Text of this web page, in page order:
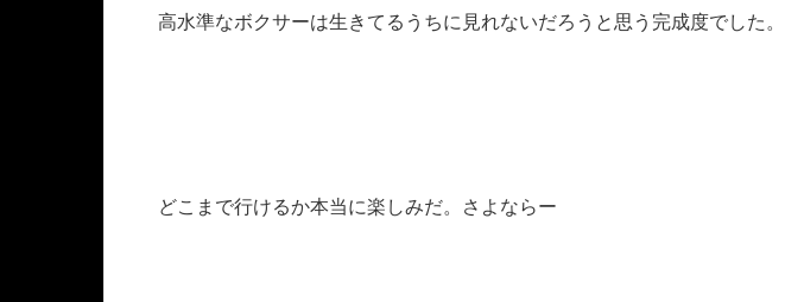
高水準なボクサーは生きてるうちに見れないだろうと思う完成度でした。
どこまで行けるか本当に楽しみだ。さよならー